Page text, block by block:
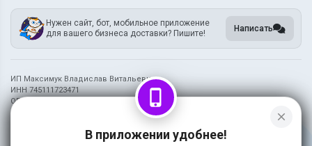
Нужен сайт, бот, мобильное приложение
для вашего бизнеса доставки? Пишите!
Написать
ИП Максимук Владислав Витальевич
ИНН 745111723471
ОГРН 320745600091985
Информация на сайте носит справочный характер и не является публичнойclose
phone_iphone
В приложении удобнее!